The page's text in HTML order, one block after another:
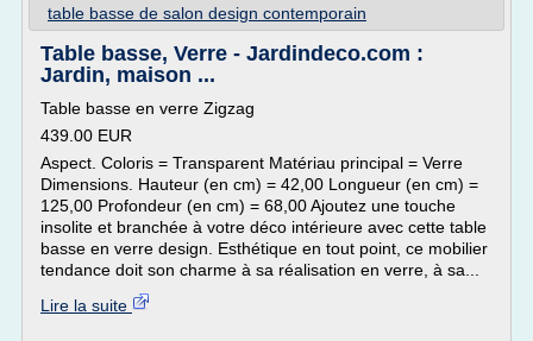
table basse de salon design contemporain
Table basse, Verre - Jardindeco.com :
Jardin, maison ...
Table basse en verre Zigzag
439.00 EUR
Aspect. Coloris = Transparent Matériau principal = Verre
Dimensions. Hauteur (en cm) = 42,00 Longueur (en cm) =
125,00 Profondeur (en cm) = 68,00 Ajoutez une touche
insolite et branchée à votre déco intérieure avec cette table
basse en verre design. Esthétique en tout point, ce mobilier
tendance doit son charme à sa réalisation en verre, à sa...
Lire la suite